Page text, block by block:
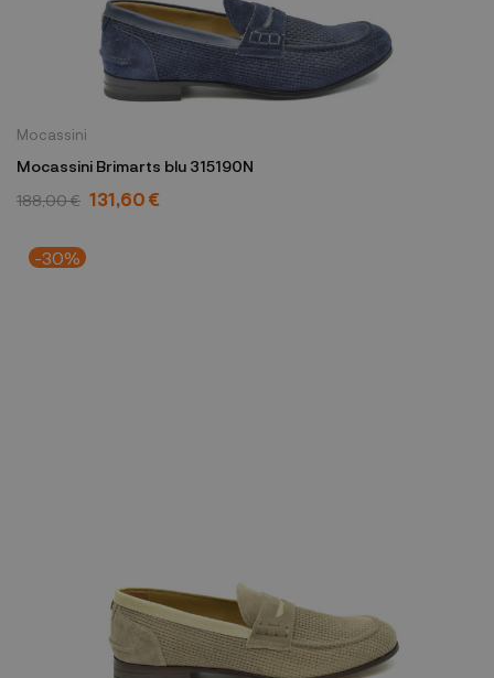
Mocassini
Mocassini Brimarts blu 315190N
188,00 € 131,60 €
-30%